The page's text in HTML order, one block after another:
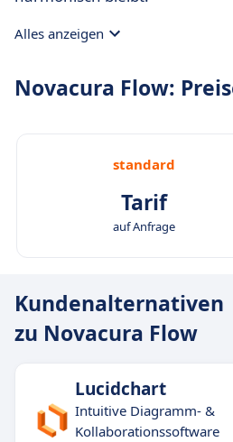
Alles anzeigen
Novacura Flow:
standard
Tarif
auf Anfrage
Kundenalternativen
zu Novacura Flow
Lucidchart
Intuitive Diagramm- &
Kollaborationssoftware